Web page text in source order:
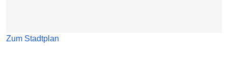
Zum Stadtplan